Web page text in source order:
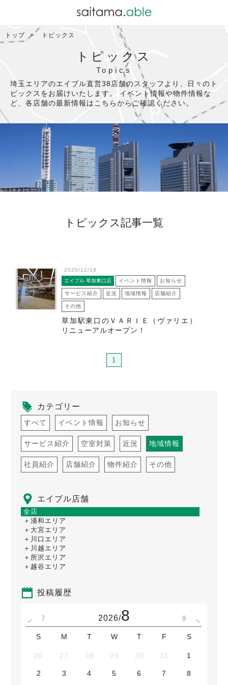
トップ トピックス
トピックス
Topics
埼玉エリアのエイブル直営38店舗のスタッフより、日々のト
ピックスをお届けいたします。
イベント情報や物件情報な
ど、各店舗の最新情報はこちらからご確認ください。
トピックス記事一覧
2025/12/19
エイブル 草加東口店
イベント情報 お知らせ
サービス紹介 近況 地域情報 店舗紹介
その他
草加駅東口のＶＡＲＩＥ（ヴァリエ）
リニューアルオープン！
1
カテゴリー
すべて イベント情報 お知らせ
サービス紹介 空室対策 近況 地域情報
社員紹介 店舗紹介 物件紹介 その他
エイブル店舗
全店
＋浦和エリア
＋大宮エリア
＋川口エリア
＋川越エリア
＋所沢エリア
＋越谷エリア
投稿履歴
7 2026/8 9
S M T W T F S
26 27 28 29 30 31 1
2 3 4 5 6 7 8